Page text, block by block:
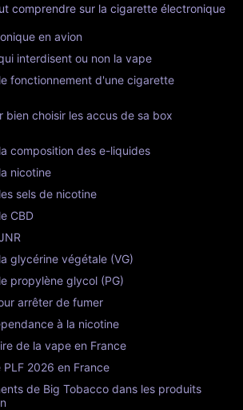
comprendre sur la cigarette électronique
en avion
interdisent ou non la vape
fonctionnement d'une cigarette
bien choisir les accus de sa box
composition des e-liquides
nicotine
sels de nicotine
CBD
glycérine végétale (VG)
propylène glycol (PG)
arrêter de fumer
à la nicotine
de la vape en France
2026 en France
de Big Tobacco dans les produits